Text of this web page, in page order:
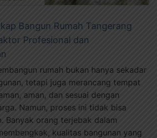
Bangun Rumah Tangerang
Profesional dan
rumah bukan hanya sekadar
tetapi juga merancang tempat
aman, dan sesuai dengan
Namun, proses ini tidak bisa
Banyak orang terjebak dalam
kualitas bangunan yang